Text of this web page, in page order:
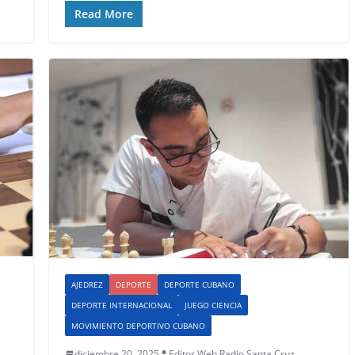
Read More
AJEDREZ DEPORTE
DEPORTE CUBANO
DEPORTE INTERNACIONAL
JUEGO CIENCIA
MOVIMIENTO DEPORTIVO CUBANO